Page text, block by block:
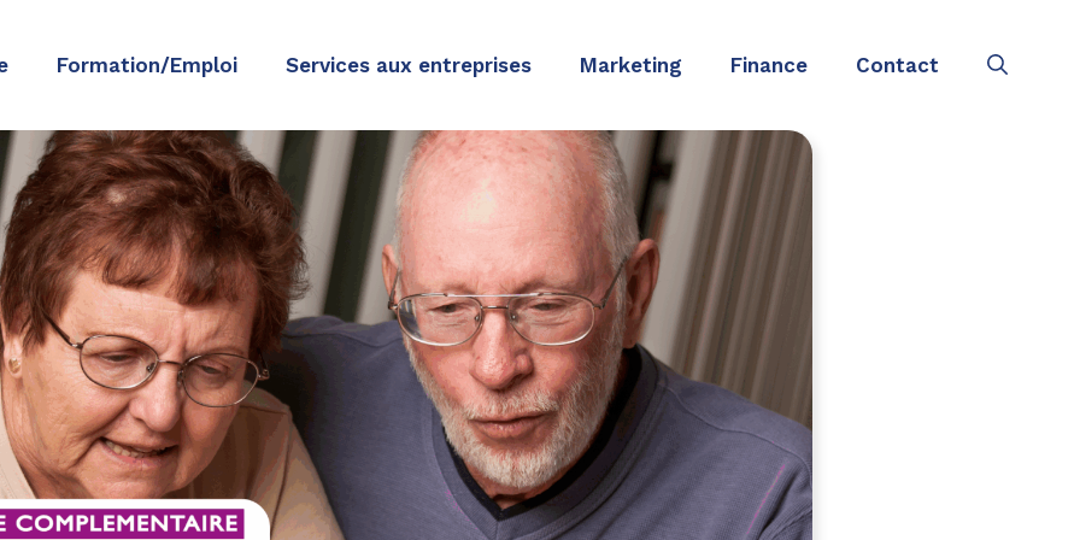
Formation/Emploi Services aux entreprises Marketing Finance Contact